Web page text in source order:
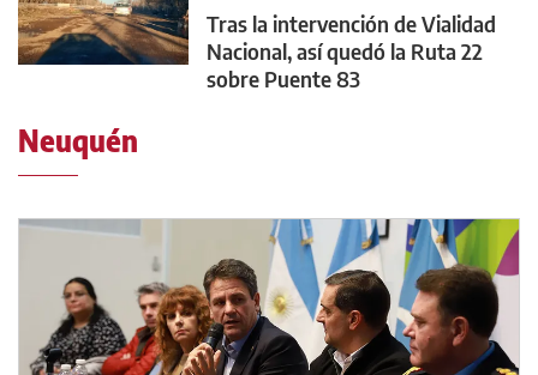
Tras la intervención de Vialidad
Nacional, así quedó la Ruta 22
sobre Puente 83
Neuquén